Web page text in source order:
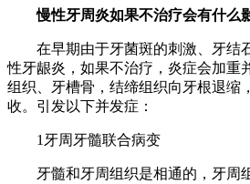
慢性牙周炎如果不治疗会有什么
在早期由于牙菌斑的刺激、牙结
性牙龈炎，如果不治疗，炎症会加重
组织、牙槽骨，结缔组织向牙根退缩
收。引发以下并发症：
1牙周牙髓联合病变
牙髓和牙周组织是相通的，牙周